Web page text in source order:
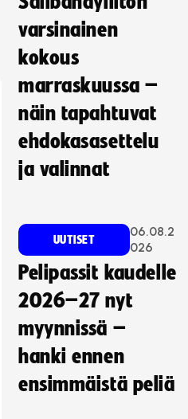
varsinainen
kokous
marraskuussa –
näin tapahtuvat
ehdokasasettelu
ja valinnat
UUTISET
06.08.2
026
Pelipassit kaudelle
2026–27 nyt
myynnissä –
hanki ennen
ensimmäistä peliä